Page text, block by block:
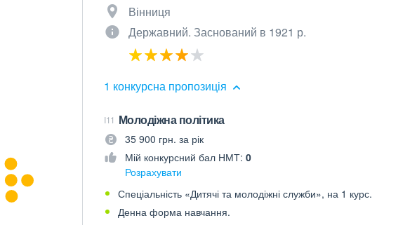
Вінниця
Державний. Заснований в 1921 р.
1 конкурсна пропозиція
I11 Молодіжна політика
35 900 грн. за рік
Мій конкурсний бал НМТ: 0
Розрахувати
Спеціальність «Дитячі та молодіжні служби», на 1 курс.
Денна форма навчання.